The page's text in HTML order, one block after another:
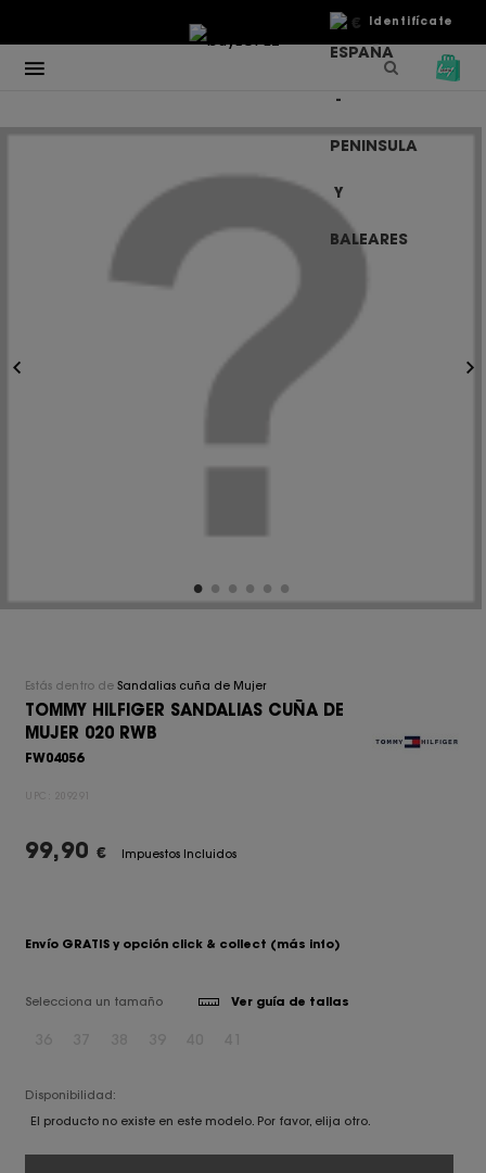
Identifícate
€
Estás dentro de Sandalias cuña de Mujer
TOMMY HILFIGER SANDALIAS CUÑA DE
MUJER 020 RWB
FW04056
UPC: 209291
99,90 € Impuestos Incluidos
Envío GRATIS y opción click & collect (más info)
Selecciona un tamaño Ver guía de tallas
Disponibilidad:
El producto no existe en este modelo. Por favor, elija otro.